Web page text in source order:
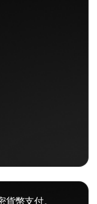
幣支付。